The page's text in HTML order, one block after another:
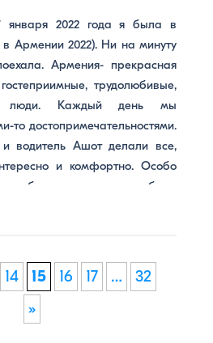
старалсь разводить нашу
что выражаю также отдельную
2022 года я была в
Армении 2022). Ни на минуту
Армения- прекрасная
трудолюбивые,
люди. Каждый день мы
то достопримечательностями.
водитель Ашот делали все,
и комфортно. Особо
обеды: очень приятно было
в частных домах
интереснее, чем в городе.
и благополучия, с
14 15 16 17 …
32
»